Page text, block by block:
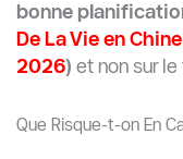
bonne
De La Vie en
2026) et non sur le
Que Risque-t-on En